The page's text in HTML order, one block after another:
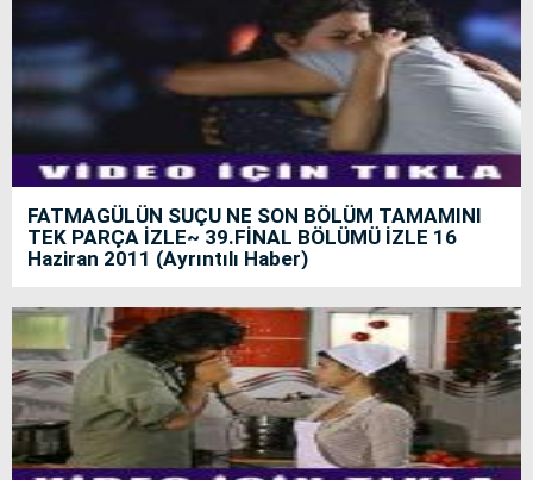
FATMAGÜLÜN SUÇU NE SON BÖLÜM TAMAMINI
TEK PARÇA İZLE~ 39.FİNAL BÖLÜMÜ İZLE 16
Haziran 2011 (Ayrıntılı Haber)